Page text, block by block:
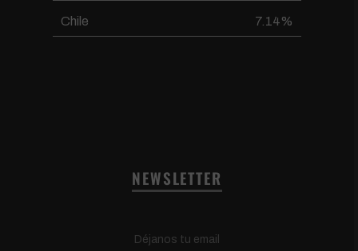
Chile 7.14%
NEWSLETTER
Déjanos tu email